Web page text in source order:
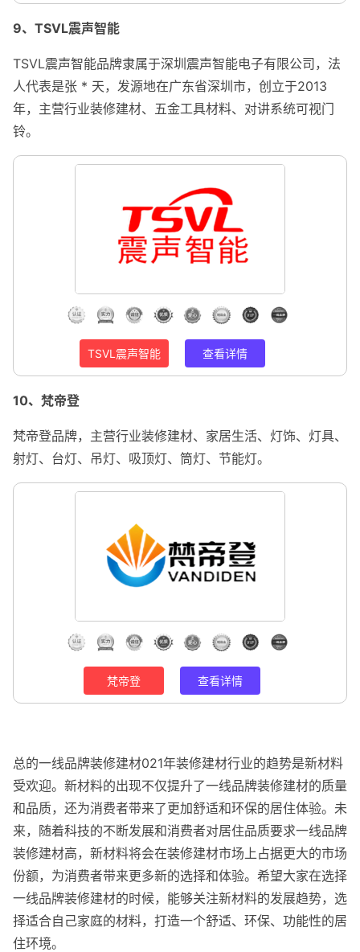
9、TSVL震声智能
TSVL震声智能品牌隶属于深圳震声智能电子有限公司，法
人代表是张 * 天，发源地在广东省深圳市，创立于2013
年，主营行业装修建材、五金工具材料、对讲系统可视门
铃。
TSVL震声智能 查看详情
10、梵帝登
梵帝登品牌，主营行业装修建材、家居生活、灯饰、灯具、
射灯、台灯、吊灯、吸顶灯、筒灯、节能灯。
梵帝登 查看详情
总的一线品牌装修建材021年装修建材行业的趋势是新材料
受欢迎。新材料的出现不仅提升了一线品牌装修建材的质量
和品质，还为消费者带来了更加舒适和环保的居住体验。未
来，随着科技的不断发展和消费者对居住品质要求一线品牌
装修建材高，新材料将会在装修建材市场上占据更大的市场
份额，为消费者带来更多新的选择和体验。希望大家在选择
一线品牌装修建材的时候，能够关注新材料的发展趋势，选
择适合自己家庭的材料，打造一个舒适、环保、功能性的居
住环境。